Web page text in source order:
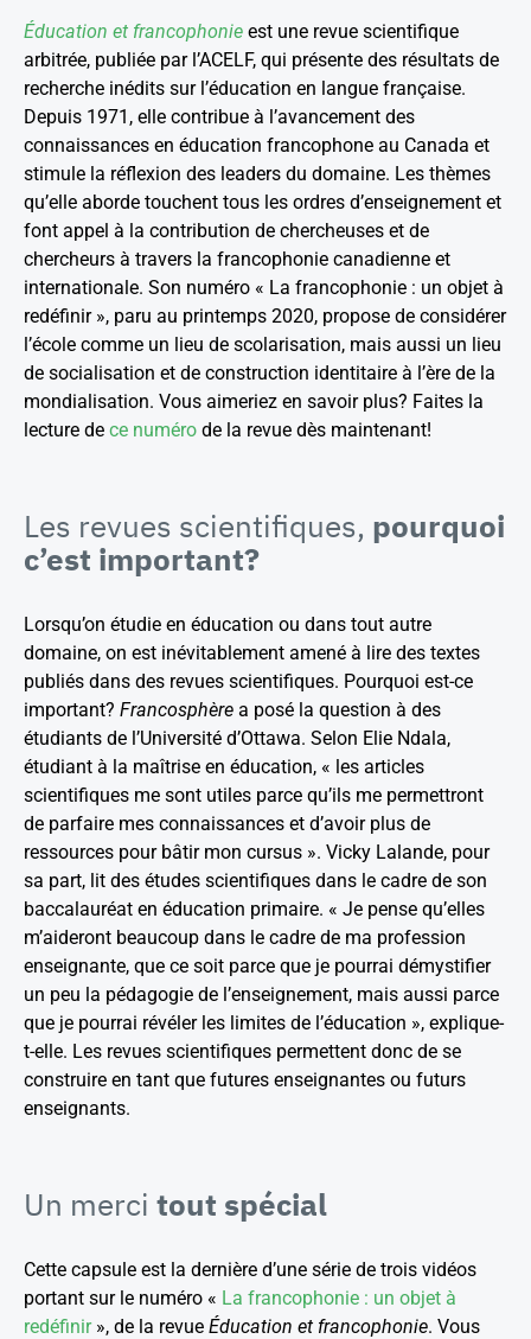
Éducation et francophonie est une revue scientifique
arbitrée, publiée par l’ACELF, qui présente des résultats de
recherche inédits sur l’éducation en langue française.
Depuis 1971, elle contribue à l’avancement des
connaissances en éducation francophone au Canada et
stimule la réflexion des leaders du domaine. Les thèmes
qu’elle aborde touchent tous les ordres d’enseignement et
font appel à la contribution de chercheuses et de
chercheurs à travers la francophonie canadienne et
internationale. Son numéro « La francophonie : un objet à
redéfinir », paru au printemps 2020, propose de considérer
l’école comme un lieu de scolarisation, mais aussi un lieu
de socialisation et de construction identitaire à l’ère de la
mondialisation. Vous aimeriez en savoir plus? Faites la
lecture de ce numéro de la revue dès maintenant!
Les revues scientifiques, pourquoi
c’est important?
Lorsqu’on étudie en éducation ou dans tout autre
domaine, on est inévitablement amené à lire des textes
publiés dans des revues scientifiques. Pourquoi est-ce
important? Francosphère a posé la question à des
étudiants de l’Université d’Ottawa. Selon Elie Ndala,
étudiant à la maîtrise en éducation, « les articles
scientifiques me sont utiles parce qu’ils me permettront
de parfaire mes connaissances et d’avoir plus de
ressources pour bâtir mon cursus ». Vicky Lalande, pour
sa part, lit des études scientifiques dans le cadre de son
baccalauréat en éducation primaire. « Je pense qu’elles
m’aideront beaucoup dans le cadre de ma profession
enseignante, que ce soit parce que je pourrai démystifier
un peu la pédagogie de l’enseignement, mais aussi parce
que je pourrai révéler les limites de l’éducation », explique-
t-elle. Les revues scientifiques permettent donc de se
construire en tant que futures enseignantes ou futurs
enseignants.
Un merci tout spécial
Cette capsule est la dernière d’une série de trois vidéos
portant sur le numéro « La francophonie : un objet à
redéfinir», de la revue Éducation et francophonie. Vous